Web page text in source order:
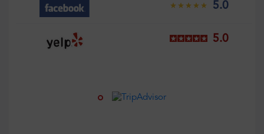
5.0
5.0